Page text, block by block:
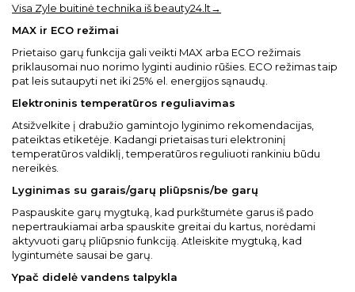
Visa Zyle buitinė technika iš beauty24.lt→
MAX ir ECO režimai
Prietaiso garų funkcija gali veikti MAX arba ECO režimais
priklausomai nuo norimo lyginti audinio rūšies. ECO režimas taip
pat leis sutaupyti net iki 25% el. energijos sąnaudų.
Elektroninis temperatūros reguliavimas
Atsižvelkite į drabužio gamintojo lyginimo rekomendacijas,
pateiktas etiketėje. Kadangi prietaisas turi elektroninį
temperatūros valdiklį, temperatūros reguliuoti rankiniu būdu
nereikės.
Lyginimas su garais/garų pliūpsnis/be garų
Paspauskite garų mygtuką, kad purkštumėte garus iš pado
nepertraukiamai arba spauskite greitai du kartus, norėdami
aktyvuoti garų pliūpsnio funkciją. Atleiskite mygtuką, kad
lygintumėte sausai be garų.
Ypač didelė vandens talpykla